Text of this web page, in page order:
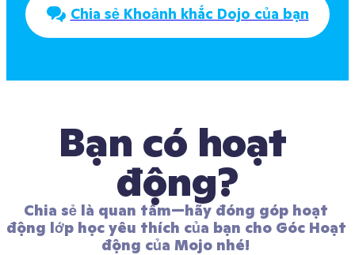
Chia sẻ Khoảnh khắc Dojo của bạn
Bạn có hoạt
động?
Chia sẻ là quan tâm—hãy đóng góp hoạt
động lớp học yêu thích của bạn cho Góc Hoạt
động của Mojo nhé!